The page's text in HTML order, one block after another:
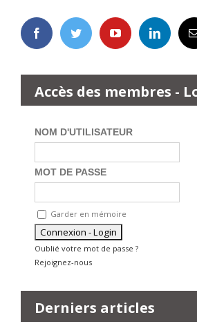
Accès des membres -
NOM D'UTILISATEUR
MOT DE PASSE
Garder en mémoire
Oublié votre mot de passe ?
Rejoignez-nous
Derniers articles